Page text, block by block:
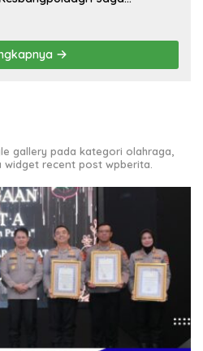
gallery pada kategori olahraga,
widget recent post wpberita.